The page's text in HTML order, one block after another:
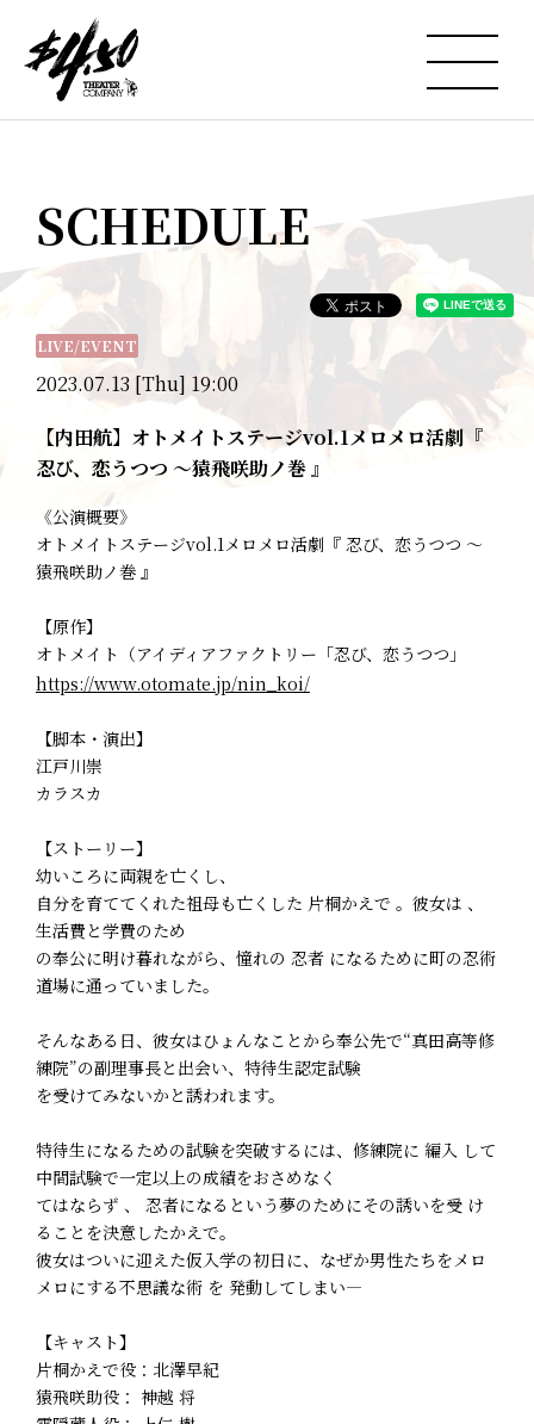
SCHEDULE
2023.07.13 [Thu] 19:00
LIVE/EVENT
【内田航】オトメイトステージvol.1メロメロ活劇『
忍び、恋うつつ ～猿飛咲助ノ巻 』
《公演概要》
オトメイトステージvol.1メロメロ活劇『 忍び、恋うつつ ～
猿飛咲助ノ巻 』
【原作】
オトメイト（アイディアファクトリー「忍び、恋うつつ」
https://www.otomate.jp/nin_koi/
【脚本・演出】
江戸川崇
カラスカ
【ストーリー】
幼いころに両親を亡くし、
自分を育ててくれた祖母も亡くした 片桐かえで 。彼女は 、
生活費と学費のため
の奉公に明け暮れながら、憧れの 忍者 になるために町の忍術
道場に通っていました。
そんなある日、彼女はひょんなことから奉公先で“真田高等修
練院”の副理事長と出会い、特待生認定試験
を受けてみないかと誘われます。
特待生になるための試験を突破するには、修練院に 編入 して
中間試験で一定以上の成績をおさめなく
てはならず 、 忍者になるという夢のためにその誘いを受 け
ることを決意したかえで。
彼女はついに迎えた仮入学の初日に、なぜか男性たちをメロ
メロにする不思議な術 を 発動してしまい―
【キャスト】
片桐かえで役：北澤早紀
猿飛咲助役： 神越 将